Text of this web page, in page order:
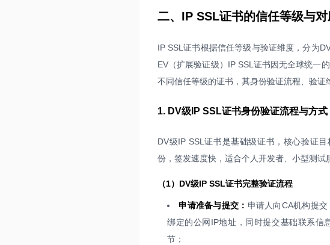
二、IP SSL证书的信任等级与
IP SSL证书根据信任等级与验证维度，分为
EV（扩展验证级）IP SSL证书因无全球统一
不同信任等级的证书，其身份验证流程、验证
1. DV级IP SSL证书身份验证流程与方式
DV级IP SSL证书是基础级证书，核心验证
份，签发速度快，适合个人开发者、小型测试
（1）DV级IP SSL证书完整验证流程
申请准备与提交： 申请人向CA机构提交
绑定的公网IP地址，同时提交基础联系信
节；